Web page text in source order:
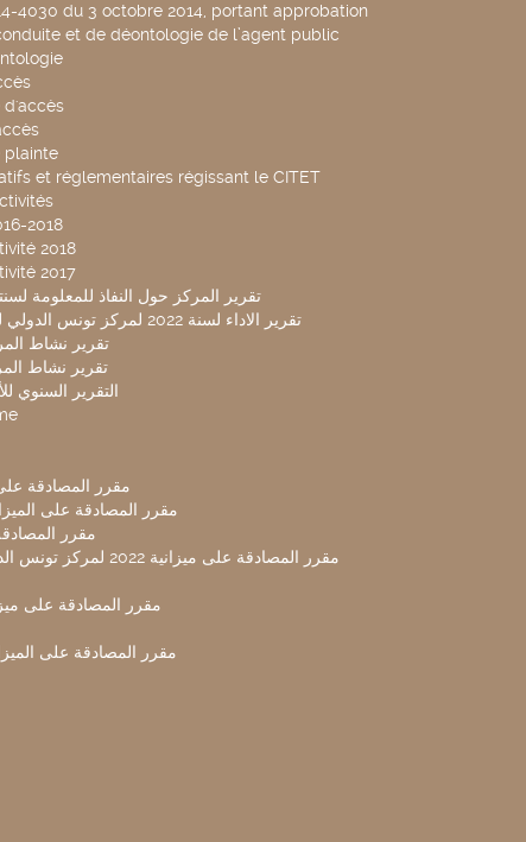
4030 du 3 octobre 2014, portant approbation
et de déontologie de l’agent public
d'accès
plainte
et réglementaires régissant le CITET
2018
2018
2017
تقرير المركز حول النفاذ للمعلومة لسنتي 2019-
تقرير الاداء لسنة 2022 لمركز تونس الدولي لتكنولوجيا البيئة
تقرير نشاط
تقرير نشاط
التقرير السنوي
2025 مقرر المصادقة
مقرر المصادقة على
مقرر المصادقة
مقرر المصادقة على ميزانية
مقرر المصادقة على
مقرر المصادقة على